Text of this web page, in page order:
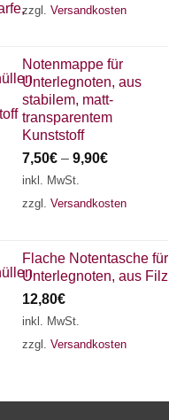
zzgl. Versandkosten
Notenmappe für
Unterlegnoten, aus
stabilem, matt-
transparentem
Kunststoff
7,50€ – 9,90€
inkl. MwSt.
zzgl. Versandkosten
Flache Notentasche für
Unterlegnoten, aus Filz
12,80€
inkl. MwSt.
zzgl. Versandkosten